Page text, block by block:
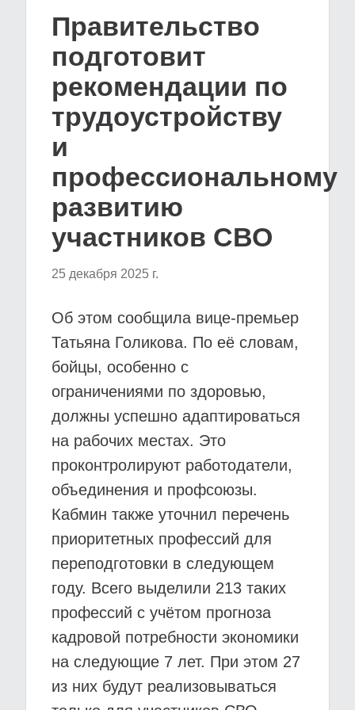
Правительство
подготовит
рекомендации по
трудоустройству
и
профессиональному
развитию
участников СВО
25 декабря 2025 г.
Об этом сообщила вице-премьер
Татьяна Голикова. По её словам,
бойцы, особенно с
ограничениями по здоровью,
должны успешно адаптироваться
на рабочих местах. Это
проконтролируют работодатели,
объединения и профсоюзы.
Кабмин также уточнил перечень
приоритетных профессий для
переподготовки в следующем
году. Всего выделили 213 таких
профессий с учётом прогноза
кадровой потребности экономики
на следующие 7 лет. При этом 27
из них будут реализовываться